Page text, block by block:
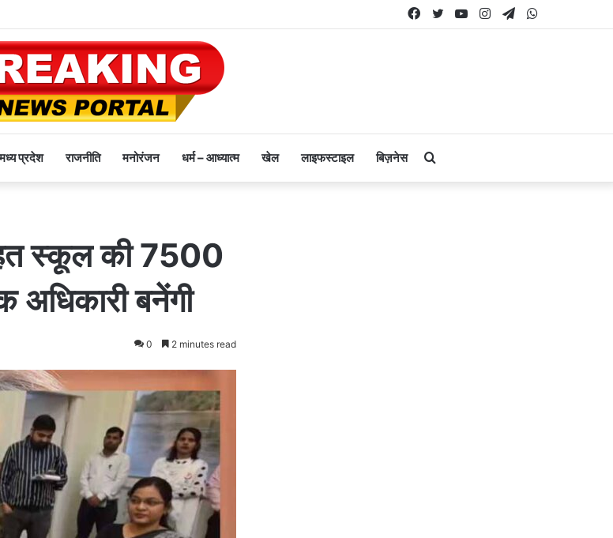
Telegram
Instagram
YouTube
Twitter
Facebook
प्रदेश राजनीति मनोरंजन धर्म – आध्यात्म खेल लाइफस्टाइल बिज़नेस
स्कूल की 7500
अधिकारी बनेंगी
0 2 minutes read